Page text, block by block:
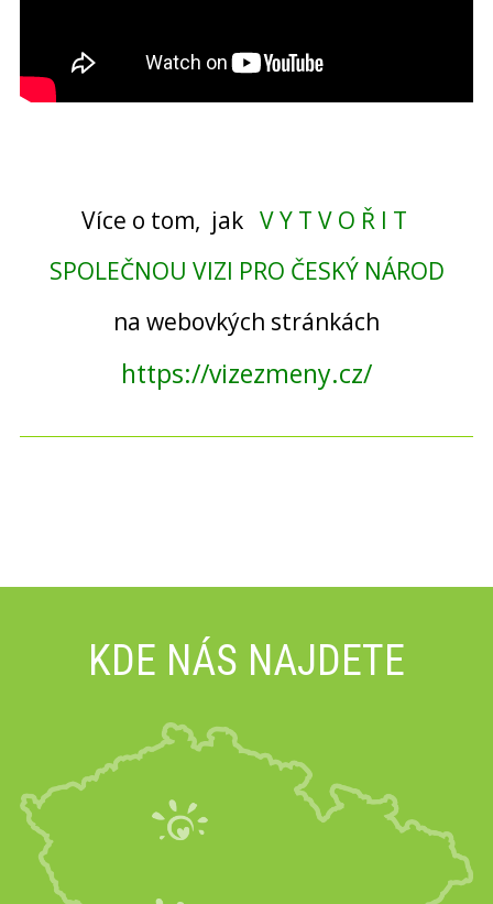
Více o tom, jak V Y T V O Ř I T
SPOLEČNOU VIZI PRO ČESKÝ NÁROD
na webovkých stránkách
https://vizezmeny.cz/
KDE NÁS NAJDETE